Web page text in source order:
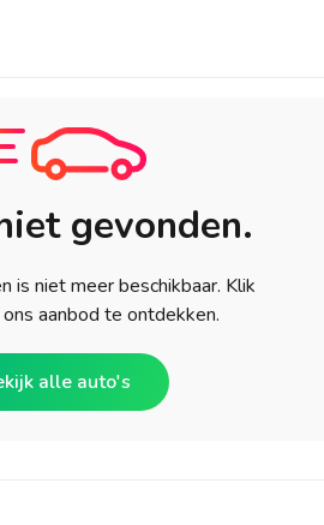
gevonden.
is niet meer beschikbaar. Klik
aanbod te ontdekken.
alle auto's